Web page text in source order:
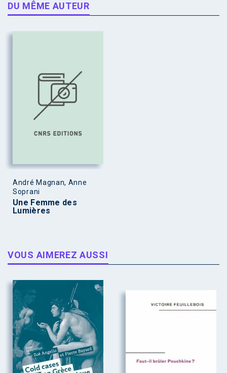
DU MÊME AUTEUR
André Magnan, Anne
Soprani
Une Femme des
Lumières
VOUS AIMEREZ AUSSI